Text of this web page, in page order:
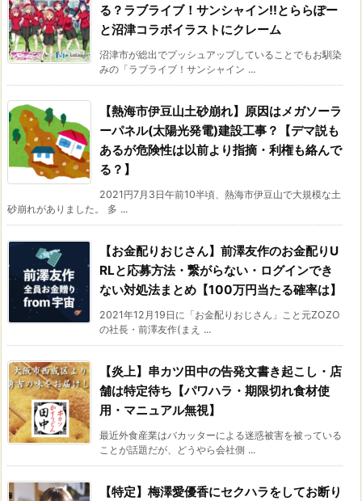
る？ラブライブ！サンシャイン!!とららぽー
と沼津コラボイラストにクレーム
沼津市が総出でプッシュアップしていることでもお馴染
みの「ラブライブ！サンシャイン ...
【熱海市伊豆山土砂崩れ】原因はメガソーラ
ーパネル(太陽光発電)建設工事？【デマ説も
あるが危険性は以前より指摘・利権も絡んで
る？】
2021円7月3日午前10半頃、熱海市伊豆山で大規模な土
砂崩れがありました。 多 ...
【お金配りおじさん】前澤友作のお金配りU
RLと応募方法・繋がらない・ログインでき
ない対処法まとめ【100万円当たる確率は】
2021年12月19日に「お金配りおじさん」こと元ZOZO
の社長・前澤友作(まえ ...
【炎上】串カツ田中の告発文書き起こし・店
舗は特定待ち【パワハラ・期限切れ食材使
用・マニュアル無視】
最近外食産業はバカッターによる迷惑被害を被っている
ことが話題だが、どうやら会社側 ...
【特定】梅澤愛優香にセクハラをしてお断り